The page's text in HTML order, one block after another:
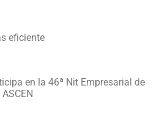
eficiente
en la 46ª Nit Empresarial de